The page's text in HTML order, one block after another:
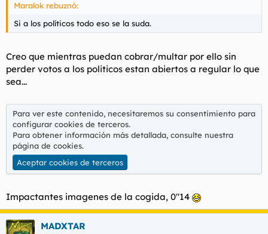
Maralok rebuznó:
Si a los políticos todo eso se la suda.
Creo que mientras puedan cobrar/multar por ello sin
perder votos a los politicos estan abiertos a regular lo que
sea...
Para ver este contenido, necesitaremos su consentimiento para
configurar cookies de terceros.
Para obtener información más detallada, consulte nuestra
página de cookies.
Aceptar cookies de terceros
Impactantes imagenes de la cogida, 0"14
MADXTAR